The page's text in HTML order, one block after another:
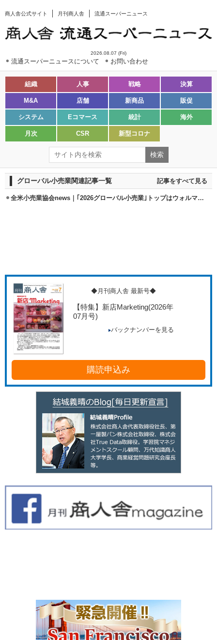
商人舎公式サイト 月刊商人舎 流通スーパーニュース
2026.08.07 (Fri)
流通スーパーニュースについて お問い合わせ
組織 人事 戦略 決算
M&A 店舗 新商品 販促
システム Eコマース 統計 海外
月次 CSR 新型コロナ
グローバル小売業関連記事一覧 記事をすべて見る
全米小売業協会news｜｢2026グローバル小売業｣トップはウォルマート
◆月刊商人舎 最新号◆
【特集】新店Marketing(2026年
07月号)
バックナンバーを見る
購読申込み